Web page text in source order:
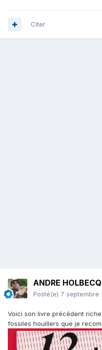
Citer
ANDRE HOLBECQ
Posté(e) 7 septembre
Voici son livre précédent
fossiles houillers que je